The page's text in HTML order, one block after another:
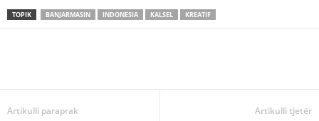
TOPIK BANJARMASIN INDONESIA KALSEL KREATIF
Artikulli paraprak Artikulli tjetër